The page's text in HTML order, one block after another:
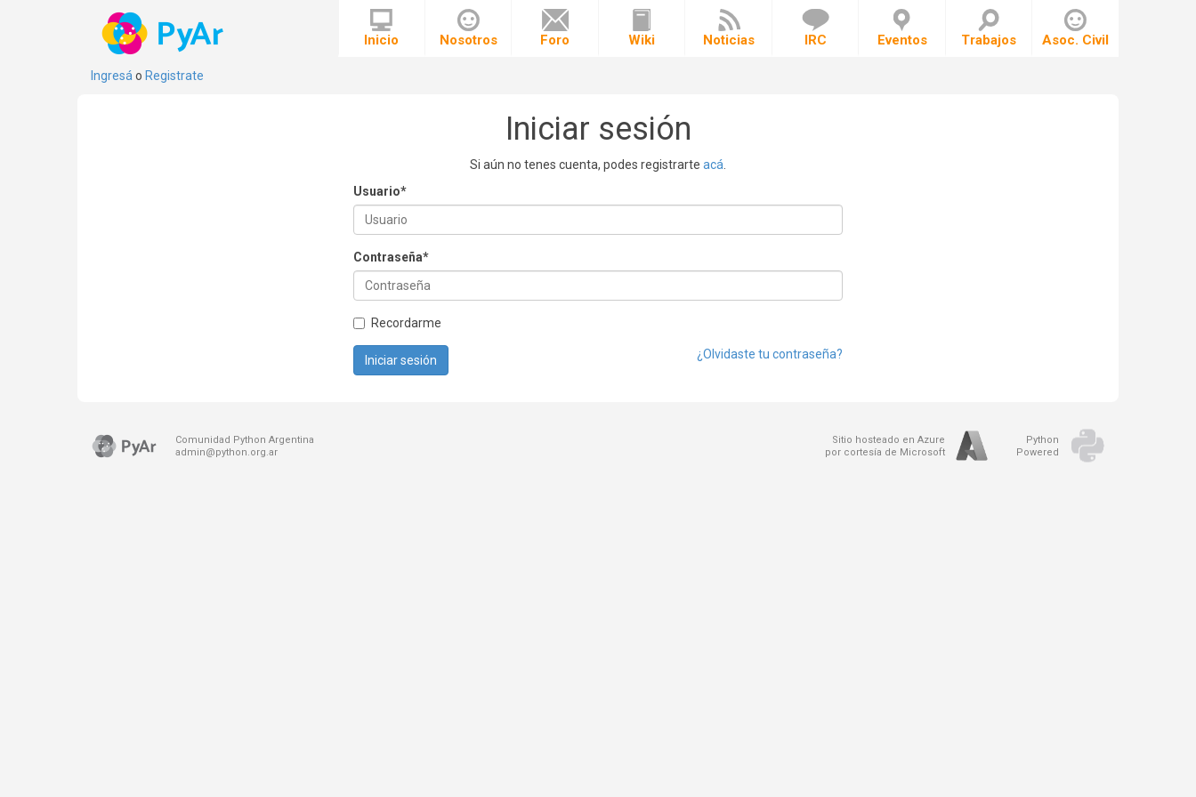
Ingresá o Registrate
Inicio Nosotros Foro Wiki Noticias IRC Eventos Trabajos Asoc. Civil
Iniciar sesión
Si aún no tenes cuenta, podes registrarte acá
Usuario*
Contraseña*
Recordarme
¿Olvidaste tu contraseña?
Iniciar sesión
Comunidad Python Argentina
admin@python.org.ar
Sitio hosteado en Azure
por cortesía de Microsoft
Python
Powered